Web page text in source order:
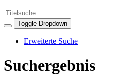
Toggle Dropdown
Erweiterte Suche
Suchergebnis